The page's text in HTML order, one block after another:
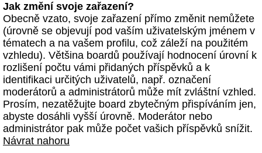
Jak změní svoje zařazení?
Obecně vzato, svoje zařazení přímo změnit nemůžete
(úrovně se objevují pod vaším uživatelským jménem v
tématech a na vašem profilu, což záleží na použitém
vzhledu). Většina boardů používají hodnocení úrovní k
rozlišení počtu vámi přidaných příspěvků a k
identifikaci určitých uživatelů, např. označení
moderátorů a administrátorů může mít zvláštní vzhled.
Prosím, nezatěžujte board zbytečným přispíváním jen,
abyste dosáhli vyšší úrovně. Moderátor nebo
administrátor pak může počet vašich příspěvků snížit.
Návrat nahoru